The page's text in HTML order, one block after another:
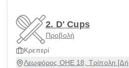
2. D' Cups
Προβολή
Κρεπερί
Λεωφόρος ΟΗΕ 18, Τρίπολη